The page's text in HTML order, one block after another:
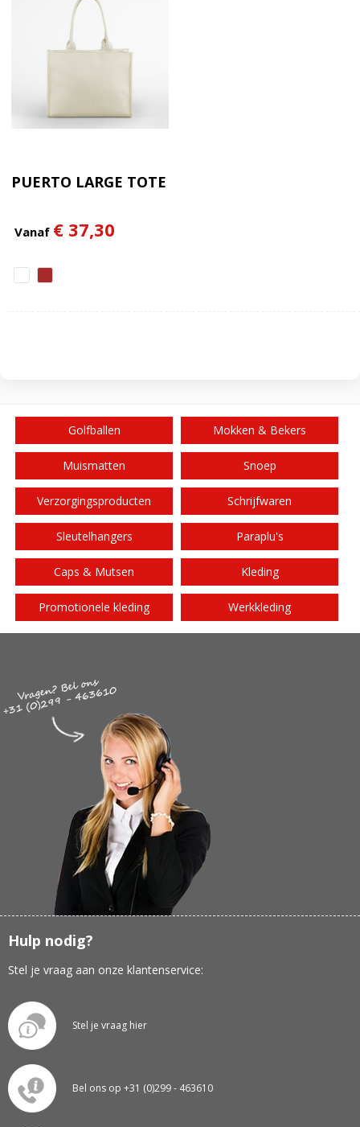
PUERTO LARGE TOTE
Vanaf € 37,30
Golfballen Mokken & Bekers
Muismatten Snoep
Verzorgingsproducten Schrijfwaren
Sleutelhangers Paraplu's
Caps & Mutsen Kleding
Promotionele kleding Werkkleding
Hulp nodig?
Stel je vraag aan onze klantenservice:
Stel je vraag hier
Bel ons op +31 (0)299 - 463610